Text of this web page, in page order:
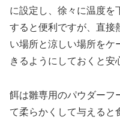
に設定し、徐々に温度を
すると便利ですが、直接
い場所と涼しい場所をケ
きるようにしておくと安
餌は雛専用のパウダーフ
て柔らかくして与えると